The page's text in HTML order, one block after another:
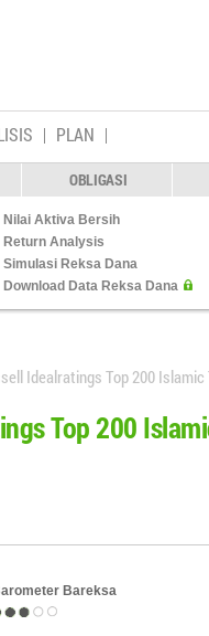
PLAN
OBLIGASI
Nilai Aktiva Bersih
Return Analysis
Simulasi Reksa Dana
Download Data Reksa Dana
Idealratings Top 200
Top 200
Bareksa